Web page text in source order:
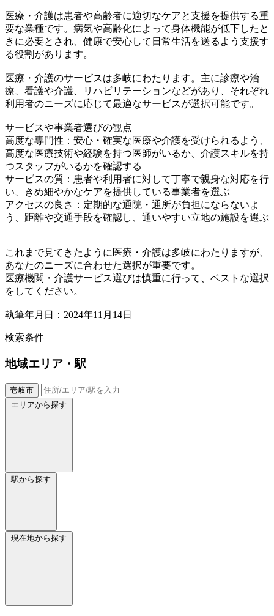
医療・介護は患者や高齢者に適切なケアと支援を提供する重
要な業種です。病気や高齢化によって身体機能が低下したと
きに必要とされ、健康で安心して日常生活を送るよう支援す
る役割があります。
医療・介護のサービスは多岐にわたります。主に診療や治
療、看護や介護、リハビリテーションなどがあり、それぞれ
利用者のニーズに応じて最適なサービスが選択可能です。
サービスや事業者選びの観点
高度な専門性：安心・確実な医療や介護を受けられるよう、
高度な医療技術や経験を持つ医師がいるか、介護スキルを持
つスタッフがいるかを確認する
サービスの質：患者や利用者に対して丁寧で親身な対応を行
い、きめ細やかなケアを提供している事業者を選ぶ
アクセスの良さ：定期的な通院・通所が負担にならないよ
う、距離や交通手段を確認し、通いやすい立地の施設を選ぶ
これまで見てきたように医療・介護は多岐にわたりますが、
あなたのニーズに合わせた選択が重要です。
医療機関・介護サービス選びは慎重に行って、ベストな選択
をしてください。
執筆年月日：2024年11月14日
検索条件
地域エリア・駅
壱岐市
エリアから探す
駅から探す
現在地から探す